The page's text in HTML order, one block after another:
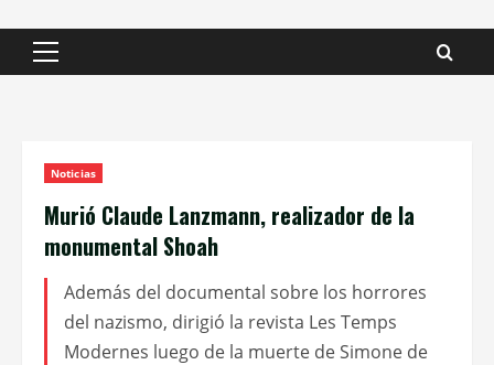
Menú
Noticias
Murió Claude Lanzmann, realizador de la
monumental Shoah
Además del documental sobre los horrores
del nazismo, dirigió la revista Les Temps
Modernes luego de la muerte de Simone de